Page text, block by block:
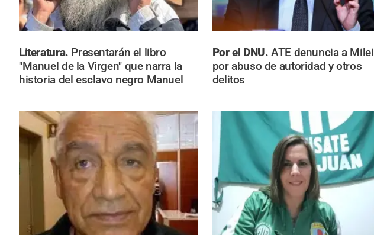
Literatura. Presentarán el libro
"Manuel de la Virgen" que narra la
historia del esclavo negro Manuel
Por el DNU.ATE denuncia a Milei
por abuso de autoridad y otros
delitos